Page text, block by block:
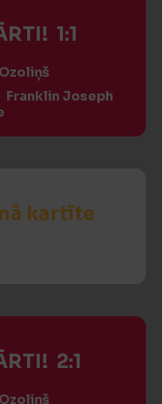
1:1
Franklin Joseph
kartīte
2:1